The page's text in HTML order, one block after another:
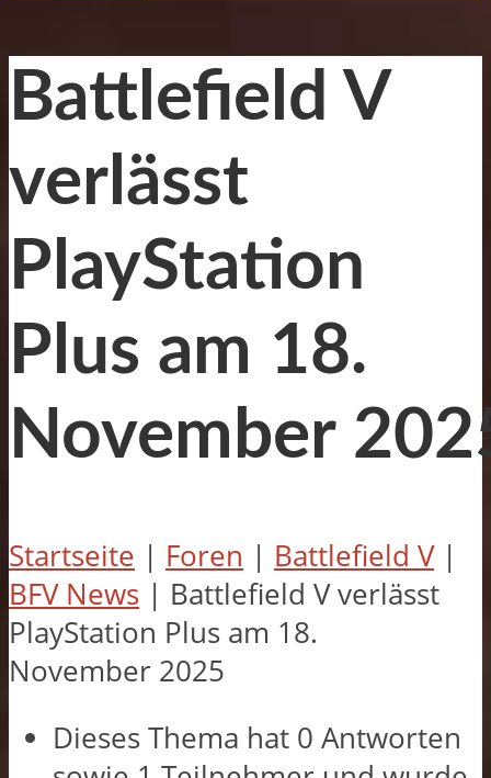
Battlefield V
verlässt
PlayStation
Plus am 18.
November
Startseite | Foren | Battlefield V |
BFV News | Battlefield V verlässt
PlayStation Plus am 18.
November 2025
Dieses Thema hat 0 Antworten